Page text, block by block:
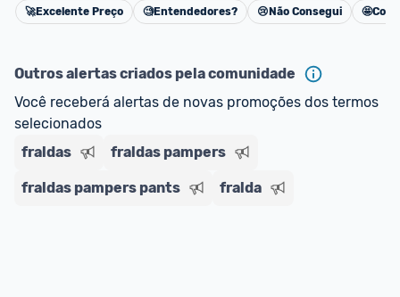
oferta do Promobit, ou de um vendedor Oficial
E lembre-se: você sempre pode contar ajuda da
comunidade para tirar dúvidas ou acionar os
nossos Admins marcando
comentário ou através do Fale com o Promobit.
Cancelar
🚀Excelente Preço 🧐Entendedores? 😢 Não Consegui 🤩
Outros alertas criados pela comunidade
Você receberá alertas de novas promoções dos termos
selecionados
fraldas
fraldas pampers
fraldas pampers pants fralda